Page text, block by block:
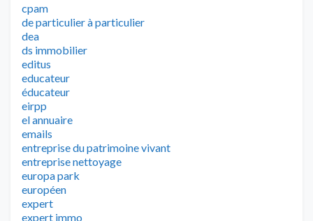
cpam
de particulier à particulier
dea
ds immobilier
editus
educateur
éducateur
eirpp
el annuaire
emails
entreprise du patrimoine vivant
entreprise nettoyage
europa park
européen
expert
expert immo